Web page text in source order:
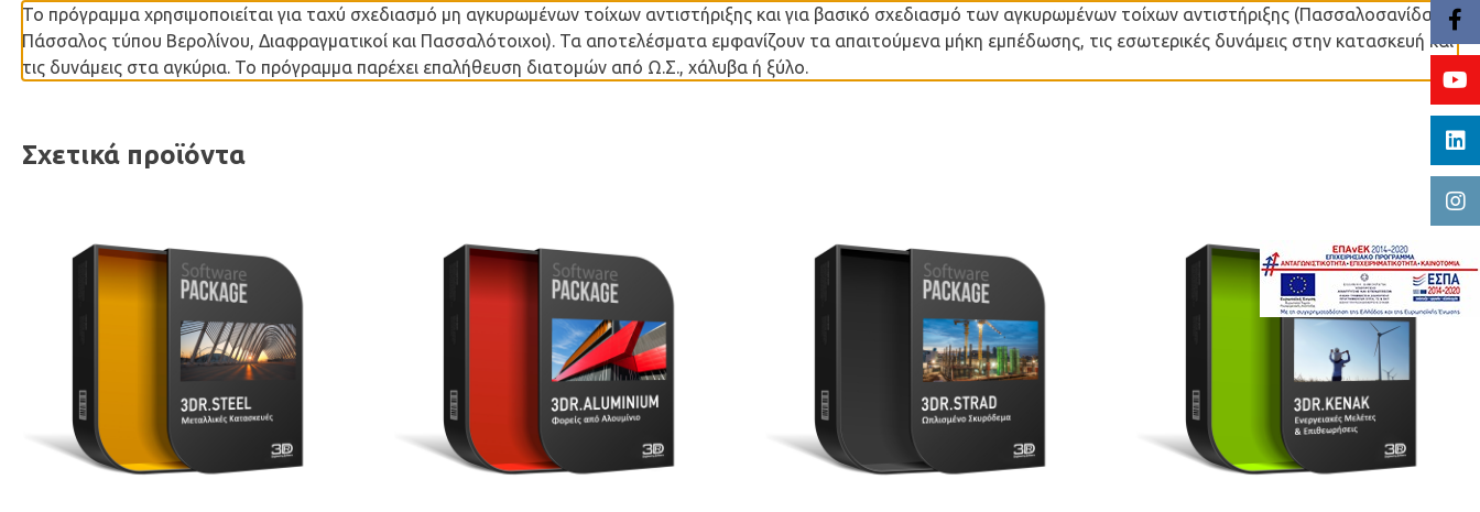
Το πρόγραμμα χρησιμοποιείται για ταχύ σχεδιασμό μη αγκυρωμένων τοίχων αντιστήριξης και για βασικό σχεδιασμό των αγκυρωμένων τοίχων αντιστήριξης (Πασσαλοσανίδα,
Πάσσαλος τύπου Βερολίνου, Διαφραγματικοί και Πασσαλότοιχοι). Τα αποτελέσματα εμφανίζουν τα απαιτούμενα μήκη εμπέδωσης, τις εσωτερικές δυνάμεις στην κατασκευή και
τις δυνάμεις στα αγκύρια. Το πρόγραμμα παρέχει επαλήθευση διατομών από Ω.Σ., χάλυβα ή ξύλο.
Σχετικά προϊόντα